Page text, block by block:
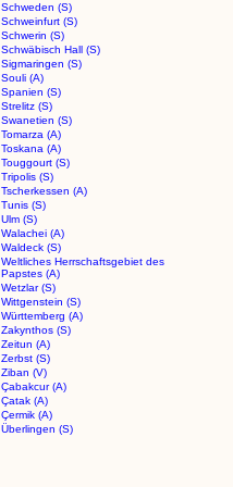
Schweden (S)
Schweinfurt (S)
Schwerin (S)
Schwäbisch Hall (S)
Sigmaringen (S)
Souli (A)
Spanien (S)
Strelitz (S)
Swanetien (S)
Tomarza (A)
Toskana (A)
Touggourt (S)
Tripolis (S)
Tscherkessen (A)
Tunis (S)
Ulm (S)
Walachei (A)
Waldeck (S)
Weltliches Herrschaftsgebiet des
Papstes (A)
Wetzlar (S)
Wittgenstein (S)
Württemberg (A)
Zakynthos (S)
Zeitun (A)
Zerbst (S)
Ziban (V)
Çabakcur (A)
Çatak (A)
Çermik (A)
Überlingen (S)